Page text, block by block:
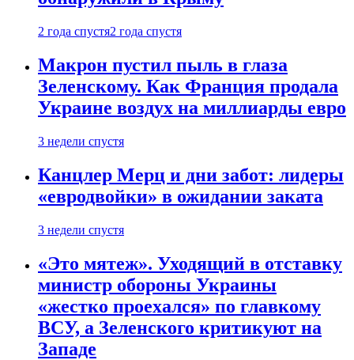
2 года спустя2 года спустя
Макрон пустил пыль в глаза
Зеленскому. Как Франция продала
Украине воздух на миллиарды евро
3 недели спустя
Канцлер Мерц и дни забот: лидеры
«евродвойки» в ожидании заката
3 недели спустя
«Это мятеж». Уходящий в отставку
министр обороны Украины
«жестко проехался» по главкому
ВСУ, а Зеленского критикуют на
Западе